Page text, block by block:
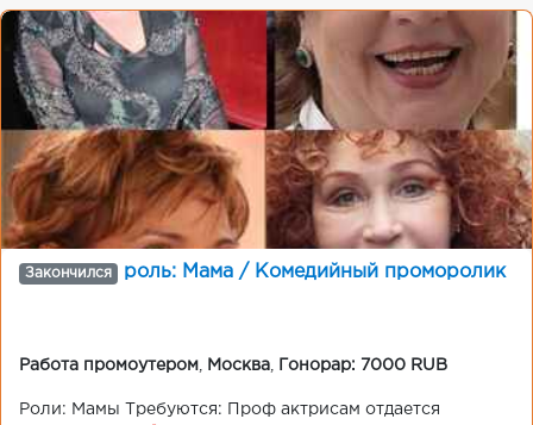
Закончился роль: Мама / Комедийный проморолик
Работа промоутером Москва Гонорар: 7000 RUB
Роли: Мамы Требуются: Проф актрисам отдается